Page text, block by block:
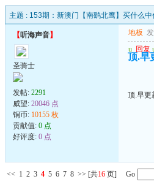
主题 : 153期：新澳门【南鹞北鹰】买什么
【听海声音】
圣骑士
发帖: 2291
威望: 20046 点
铜币: 10155 枚
贡献值: 0 点
好评度: 0 点
地板
u 回复
顶.早
顶.早更
<< 1 2 3 4 5 6 7 8 >> [共16 页] Go